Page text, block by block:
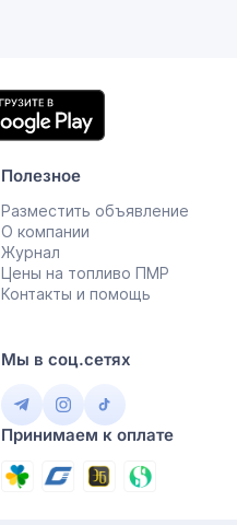
Полезное
Разместить объявление
О компании
Журнал
Цены на топливо ПМР
Контакты и помощь
Мы в соц.сетях
Принимаем к оплате